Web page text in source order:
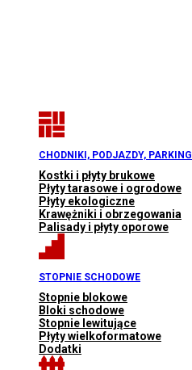
CHODNIKI, PODJAZDY, PARKINGI
Kostki i płyty brukowe
Płyty tarasowe i ogrodowe
Płyty ekologiczne
Krawężniki i obrzegowania
Palisady i płyty oporowe
STOPNIE SCHODOWE
Stopnie blokowe
Bloki schodowe
Stopnie lewitujące
Płyty wielkoformatowe
Dodatki